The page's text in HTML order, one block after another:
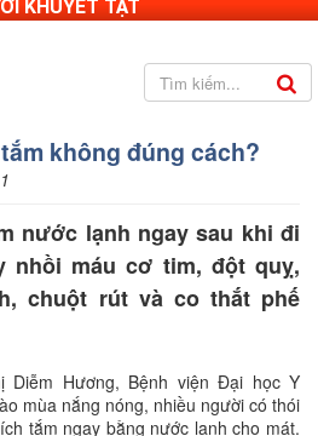
KHUYẾT TẬT
không đúng cách?
nước lạnh ngay sau khi đi
nhồi máu cơ tim, đột quỵ,
chuột rút và co thắt phế
Diễm Hương, Bệnh viện Đại học Y
mùa nắng nóng, nhiều người có thói
tắm ngay bằng nước lạnh cho mát.